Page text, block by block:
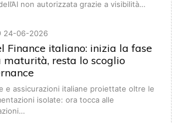
non autorizzata grazie a visibilità…
24-06-2026
Finance italiano: inizia la fase
maturità, resta lo scoglio
e assicurazioni italiane proiettate oltre le
isolate: ora tocca alle